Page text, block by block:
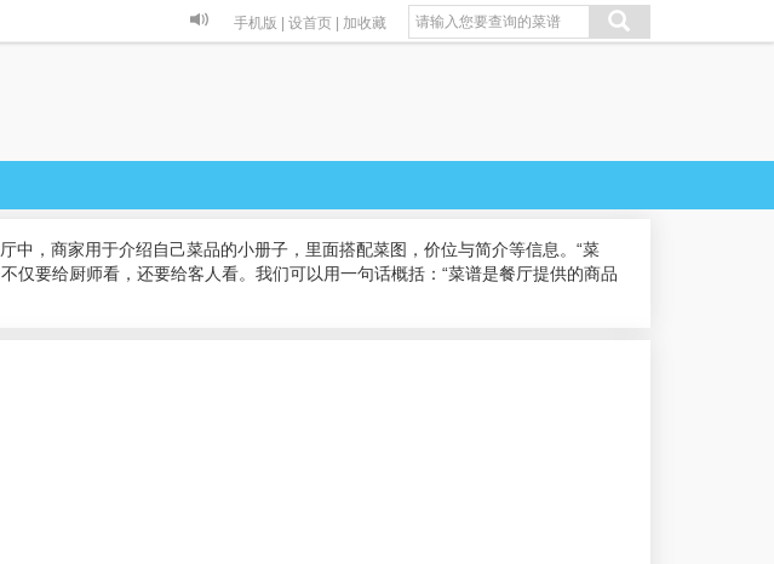
手机版 设首页 加收藏
，商家用于介绍自己菜品的小册子，里面搭配菜图，价位与简介等信息。“菜
仅要给厨师看，还要给客人看。我们可以用一句话概括：“菜谱是餐厅提供的商品